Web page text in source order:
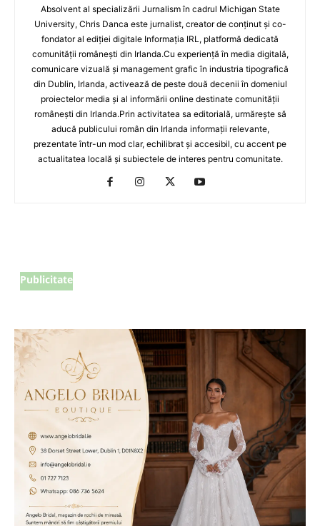
Absolvent al specializării Jurnalism în cadrul Michigan State
University, Chris Danca este jurnalist, creator de conținut și co-
fondator al ediției digitale Informația IRL, platformă dedicată
comunității românești din Irlanda.Cu experiență în media digitală,
comunicare vizuală și management grafic în industria tipografică
din Dublin, Irlanda, activează de peste două decenii în domeniul
proiectelor media și al informării online destinate comunității
românești din Irlanda.Prin activitatea sa editorială, urmărește să
aducă publicului român din Irlanda informații relevante,
prezentate într-un mod clar, echilibrat și accesibil, cu accent pe
actualitatea locală și subiectele de interes pentru comunitate.
Publicitate